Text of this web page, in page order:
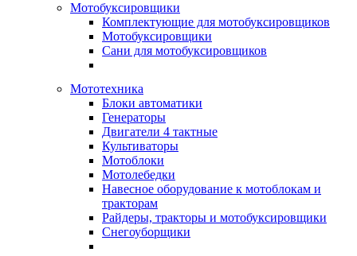
Мотобуксировщики
Комплектующие для мотобуксировщиков
Мотобуксировщики
Сани для мотобуксировщиков
Мототехника
Блоки автоматики
Генераторы
Двигатели 4 тактные
Культиваторы
Мотоблоки
Мотолебедки
Навесное оборудование к мотоблокам и
тракторам
Райдеры, тракторы и мотобуксировщики
Снегоуборщики